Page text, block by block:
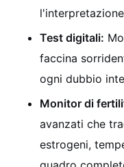
Test digitali:
faccina
ogni dubbio
Monitor di
avanzati che
estrogeni,